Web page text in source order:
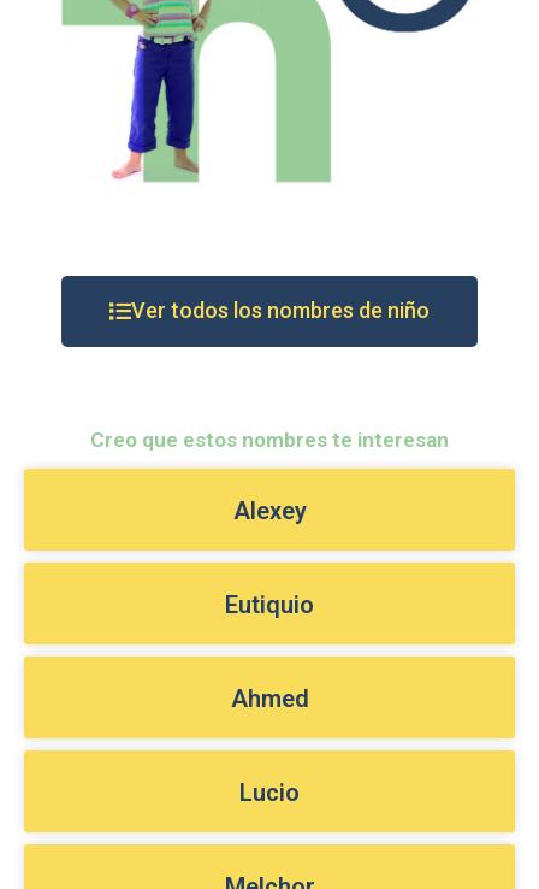
Ver todos los nombres de niño
Creo que estos nombres te interesan
Alexey
Eutiquio
Ahmed
Lucio